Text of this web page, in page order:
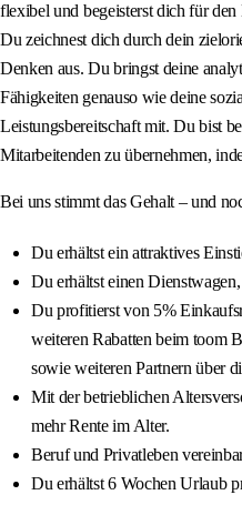
flexibel und begeisterst dich für
Du zeichnest dich durch dein
Denken aus. Du bringst deine
Fähigkeiten genauso wie deine
Leistungsbereitschaft mit. Du bist
Mitarbeitenden zu übernehmen,
Bei uns stimmt das Gehalt – und
Du erhältst ein attraktives
Du erhältst einen
Du profitierst von 5%
weiteren Rabatten beim toom
sowie weiteren Partnern über
Mit der betrieblichen
mehr Rente im Alter.
Beruf und Privatleben
Du erhältst 6 Wochen Urlaub